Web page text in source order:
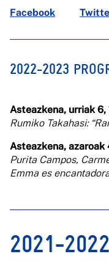
Facebook
2022-2023
Asteazkena, urriak 6,
Rumiko Takahasi:
Asteazkena, azaroak
Purita Campos,
Emma es
2021-